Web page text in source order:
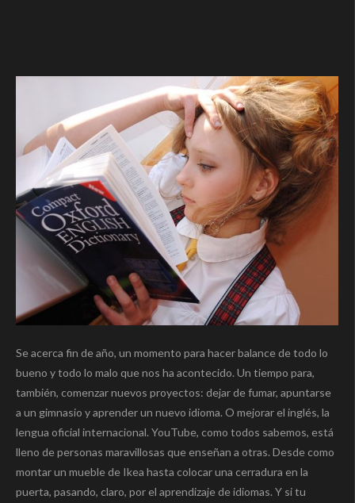
Se acerca fin de año, un momento para hacer balance de todo lo
bueno y todo lo malo que nos ha acontecido. Un tiempo para,
también, comenzar nuevos proyectos: dejar de fumar, apuntarse
a un gimnasio y aprender un nuevo idioma. O mejorar el inglés, la
lengua oficial internacional. YouTube, como todos sabemos, está
lleno de personas maravillosas que enseñan a otras. Desde como
montar un mueble de Ikea hasta colocar una cerradura en la
puerta, pasando, claro, por el aprendizaje de idiomas. Y si tu